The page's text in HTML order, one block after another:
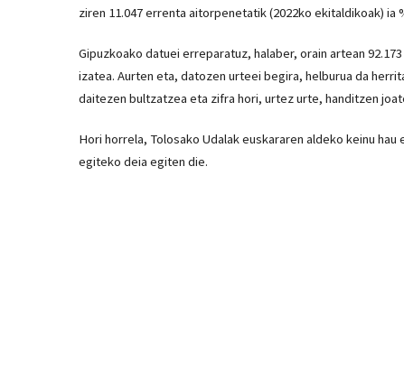
ziren 11.047 errenta aitorpenetatik (2022ko ekitaldikoak) ia
Gipuzkoako datuei erreparatuz, halaber, orain artean
izatea. Aurten eta, datozen urteei begira, helburua da
daitezen bultzatzea eta zifra hori, urtez urte, handitzen
Hori horrela, Tolosako Udalak euskararen aldeko keinu
egiteko deia egiten die.